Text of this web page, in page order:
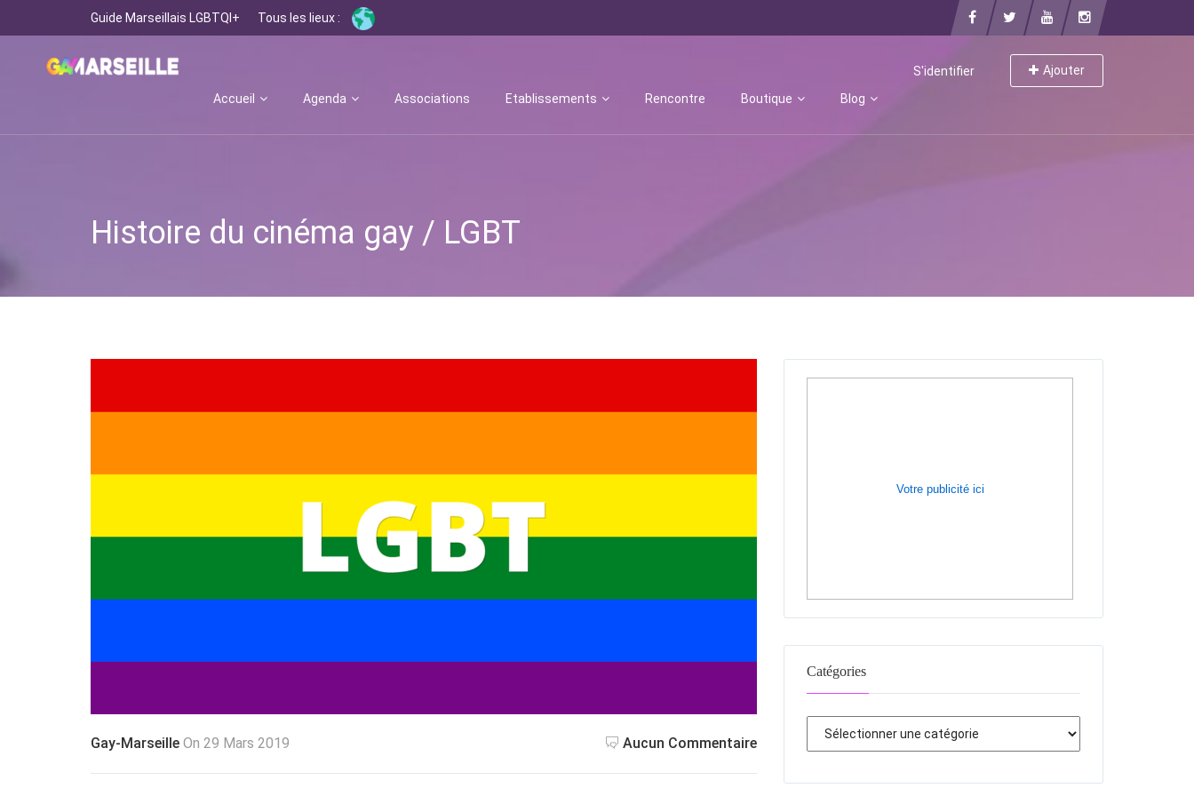
Guide Marseillais LGBTQI+ Tous les lieux :
S'identifier
Ajouter
Accueil
Agenda Associations Etablissements Rencontre Boutique Blog
Histoire du cinéma gay / LGBT
Gay-Marseille On 29 Mars 2019 Aucun Commentaire
Votre publicité ici
Catégories